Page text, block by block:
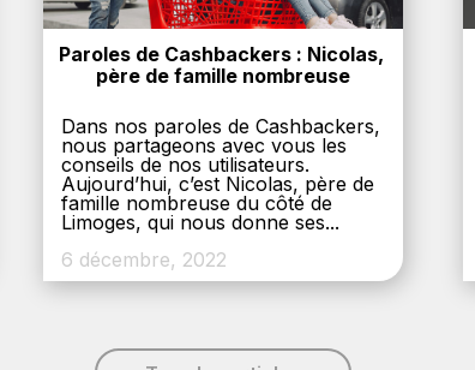
Paroles de Cashbackers : Nicolas,
père de famille nombreuse
Dans nos paroles de Cashbackers,
nous partageons avec vous les
conseils de nos utilisateurs.
Aujourd’hui, c’est Nicolas, père de
famille nombreuse du côté de
Limoges, qui nous donne ses...
6 décembre, 2022